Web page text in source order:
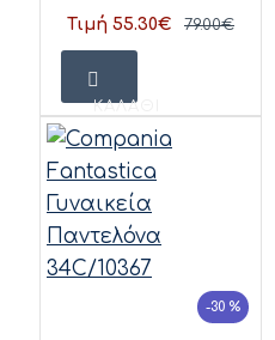
Τιμή 55.30€ 79.00€
ΚΑΛΆΘΙ
-30 %